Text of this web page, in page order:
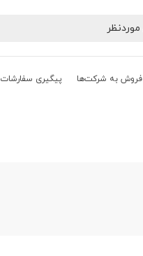
فروش به شرکت‌ها پیگیری سفارشات